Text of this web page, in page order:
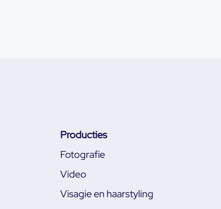
Producties
Fotografie
Video
Visagie en haarstyling